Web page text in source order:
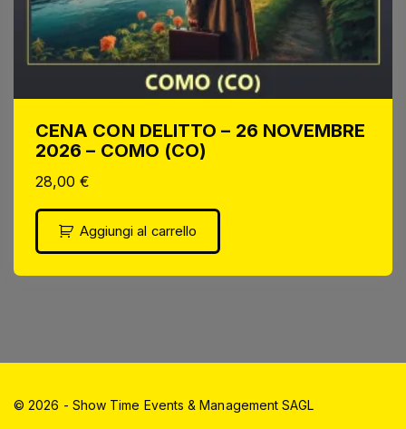
CENA CON DELITTO – 26 NOVEMBRE
2026 – COMO (CO)
28,00€
Aggiungi al carrello
©2026 - Show Time Events & Management SAGL